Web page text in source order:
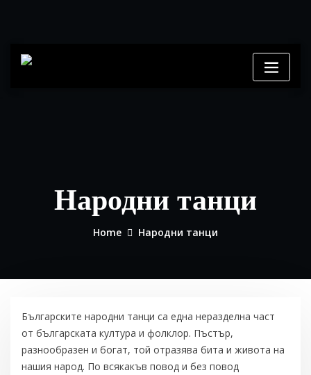
Народни танци
Home Народни танци
Българските народни танци са една неразделна част
от българската култура и фолклор. Пъстър,
разнообразен и богат, той отразява бита и живота на
нашия народ. По всякакъв повод и без повод